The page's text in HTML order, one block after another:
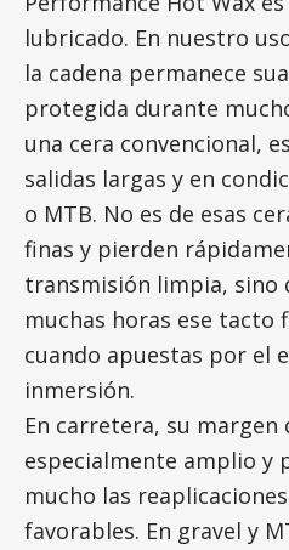
lubricado. En nuestro
la cadena permanece
protegida durante
una cera convencional,
salidas largas y en
o MTB. No es de esas
finas y pierden
transmisión limpia, sino
muchas horas ese tacto
cuando apuestas por el
inmersión.
En carretera, su margen
especialmente amplio y
mucho las
favorables. En gravel y